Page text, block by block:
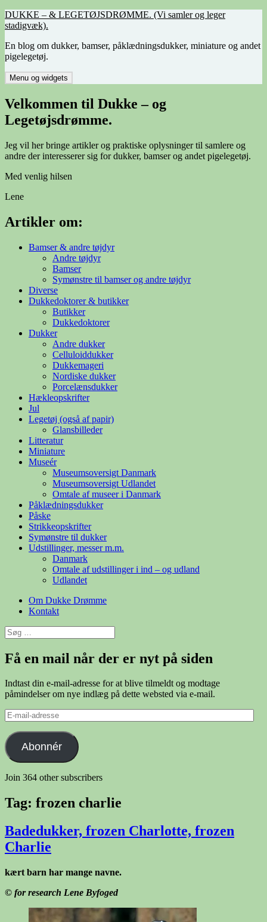
Hop
til
DUKKE – & LEGETØJSDRØMME. (Vi samler og leger
stadigvæk).
En blog om dukker, bamser, påklædningsdukker, miniature og andet
pigelegetøj.
Menu og widgets
Velkommen til Dukke – og
Legetøjsdrømme.
Jeg vil her bringe artikler og praktiske oplysninger til samlere og
andre der interesserer sig for dukker, bamser og andet pigelegetøj.
Med venlig hilsen
Lene
Artikler om:
Bamser & andre tøjdyr
Andre tøjdyr
Bamser
Symønstre til bamser og andre tøjdyr
Diverse
Dukkedoktorer & butikker
Butikker
Dukkedoktorer
Dukker
Andre dukker
Celluloiddukker
Dukkemageri
Nordiske dukker
Porcelænsdukker
Hækleopskrifter
Jul
Legetøj (også af papir)
Glansbilleder
Litteratur
Miniature
Museér
Museumsoversigt Danmark
Museumsoversigt Udlandet
Omtale af museer i Danmark
Påklædningsdukker
Påske
Strikkeopskrifter
Symønstre til dukker
Udstillinger, messer m.m.
Danmark
Omtale af udstillinger i ind – og udland
Udlandet
Om Dukke Drømme
Kontakt
Søg
efter:
Få en mail når der er nyt på siden
Indtast din e-mail-adresse for at blive tilmeldt og modtage
påmindelser om nye indlæg på dette websted via e-mail.
E-
mail-
adresse
Abonnér
Join 364 other subscribers
Tag: frozen charlie
Badedukker, frozen Charlotte, frozen
Charlie
kært barn har mange navne.
© for research Lene Byfoged